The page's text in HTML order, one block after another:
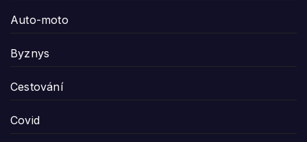
Auto-moto
Byznys
Cestování
Covid